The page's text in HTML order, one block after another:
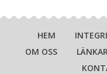
HEM
OM OSS